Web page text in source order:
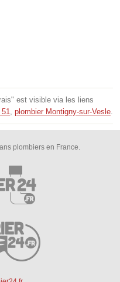
est visible via les liens
51, plombier Montigny-sur-Vesle.
plombiers en France.